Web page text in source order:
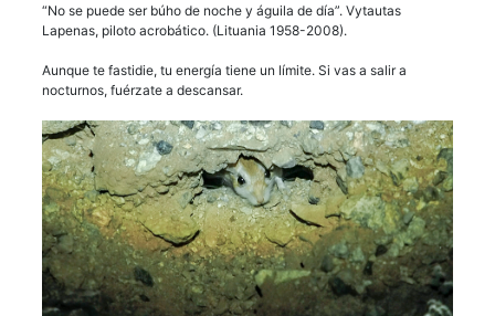
“No se puede ser búho de noche y águila de día”. Vytautas
Lapenas, piloto acrobático. (Lituania 1958-2008).
Aunque te fastidie, tu energía tiene un límite. Si vas a salir a
nocturnos, fuérzate a descansar.